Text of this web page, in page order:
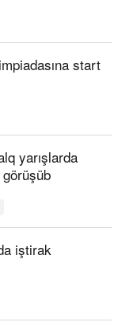
start
yarışlarda
iştirak